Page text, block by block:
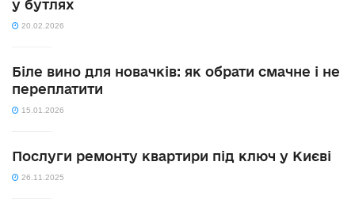
у бутлях
20.02.2026
Біле вино для новачків: як обрати смачне і не
переплатити
15.01.2026
Послуги ремонту квартири під ключ у Києві
26.11.2025